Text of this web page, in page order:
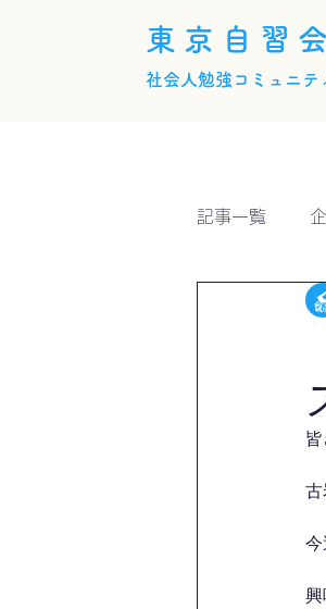
東京自習会
社会人勉強コミュニテ
記事一覧
今
興